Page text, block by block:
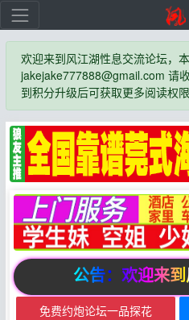
欢迎来到风江湖性息交流论坛，
jakejake777888@gmail.com 请
到积分升级后可获取更多阅读权
公告：欢迎来到
免费约炮论坛一品探花